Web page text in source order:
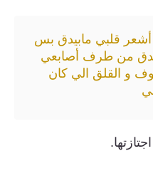
أشعر قلبي مابيدق بس
من طرف أصابعي
و القلق الي كان